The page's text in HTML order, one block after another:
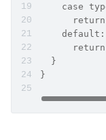
case
    default:
  }
}